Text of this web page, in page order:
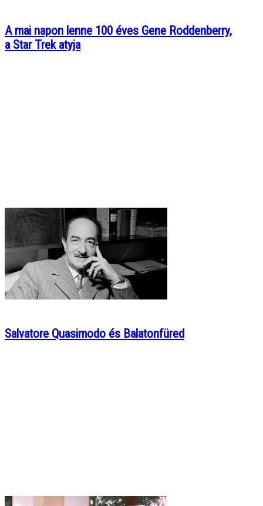
A mai napon lenne 100 éves Gene Roddenberry,
a Star Trek atyja
Salvatore Quasimodo és Balatonfüred